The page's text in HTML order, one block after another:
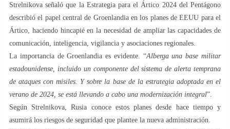
Strelnikova señaló que la Estrategia para el Ártico 2024 del Pentágono
describió el papel central de Groenlandia en los planes de EEUU para el
Ártico, haciendo hincapié en la necesidad de ampliar las capacidades de
comunicación, inteligencia, vigilancia y asociaciones regionales.
La importancia de Groenlandia es evidente. “Alberga una base militar
estadounidense, incluido un componente del sistema de alerta temprana
de ataques con misiles. Y sobre la base de la estrategia adoptada en el
verano de 2024, se está llevando a cabo una modernización integral”.
Según Strelnikova, Rusia conoce estos planes desde hace tiempo y
asumirá los riesgos de seguridad que plantee la nueva administración.